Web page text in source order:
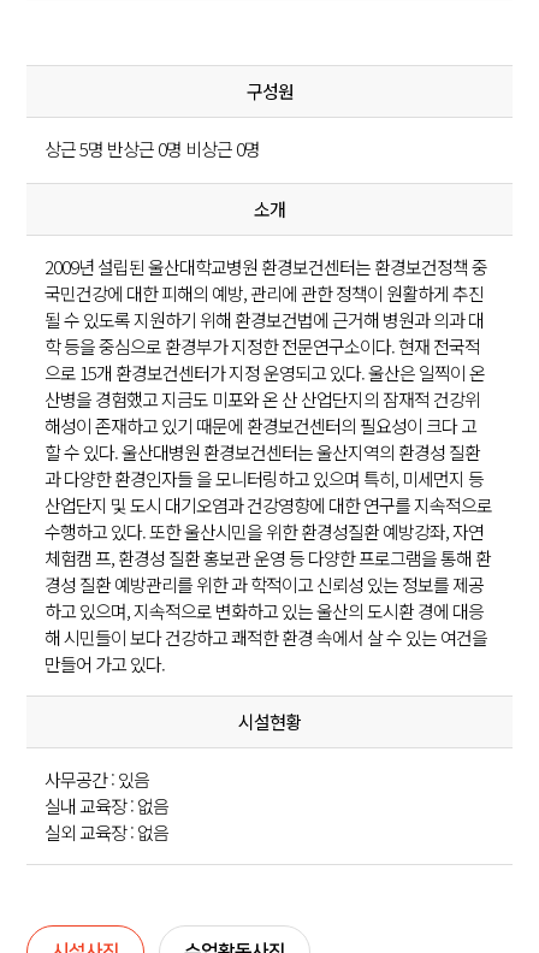
구성원
상근 5명 반상근 0명 비상근 0명
소개
2009년 설립된 울산대학교병원 환경보건센터는 환경보건정책 중
국민건강에 대한 피해의 예방, 관리에 관한 정책이 원활하게 추진
될 수 있도록 지원하기 위해 환경보건법에 근거해 병원과 의과 대
학 등을 중심으로 환경부가 지정한 전문연구소이다. 현재 전국적
으로 15개 환경보건센터가 지정 운영되고 있다. 울산은 일찍이 온
산병을 경험했고 지금도 미포와 온 산 산업단지의 잠재적 건강위
해성이 존재하고 있기 때문에 환경보건센터의 필요성이 크다 고
할 수 있다. 울산대병원 환경보건센터는 울산지역의 환경성 질환
과 다양한 환경인자들 을 모니터링하고 있으며 특히, 미세먼지 등
산업단지 및 도시 대기오염과 건강영향에 대한 연구를 지속적으로
수행하고 있다. 또한 울산시민을 위한 환경성질환 예방강좌, 자연
체험캠 프, 환경성 질환 홍보관 운영 등 다양한 프로그램을 통해 환
경성 질환 예방관리를 위한 과 학적이고 신뢰성 있는 정보를 제공
하고 있으며, 지속적으로 변화하고 있는 울산의 도시환 경에 대응
해 시민들이 보다 건강하고 쾌적한 환경 속에서 살 수 있는 여건을
만들어 가고 있다.
시설현황
사무공간 : 있음
실내 교육장 : 없음
실외 교육장 : 없음